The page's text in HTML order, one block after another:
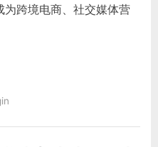
跨境电商、社交媒体营